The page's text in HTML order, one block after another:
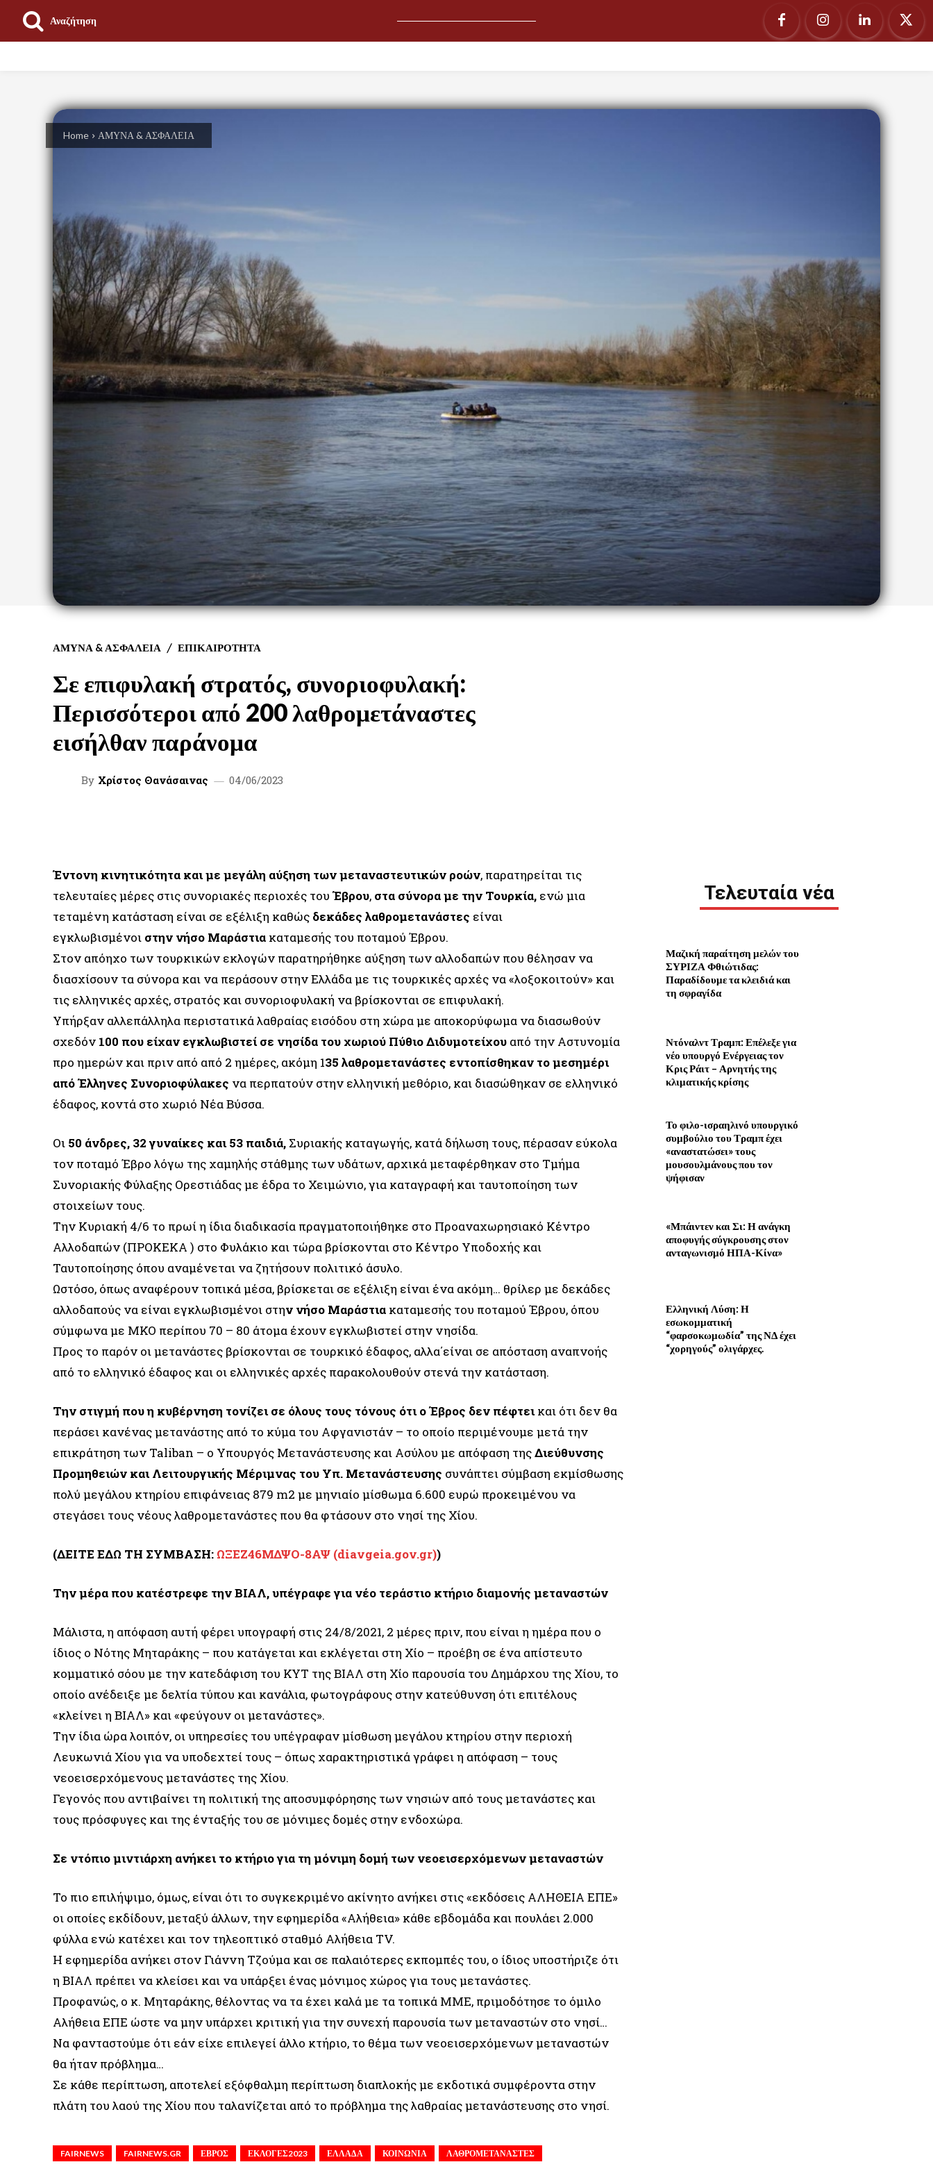
Αναζήτηση
Home ΑΜΥΝΑ & ΑΣΦΑΛΕΙΑ
ΑΜΥΝΑ & ΑΣΦΑΛΕΙΑ ΕΠΙΚΑΙΡΟΤΗΤΑ
Σε επιφυλακή στρατός, συνοριοφυλακή:
Περισσότεροι από 200 λαθρομετάναστες
εισήλθαν παράνομα
By Χρίστος Θανάσαινας 04/06/2023
Έντονη κινητικότητα και με μεγάλη αύξηση των μεταναστευτικών ροών, παρατηρείται τις
τελευταίες μέρες στις συνοριακές περιοχές του Έβρου, στα σύνορα με την Τουρκία, ενώ μια
τεταμένη κατάσταση είναι σε εξέλιξη καθώς δεκάδες λαθρομετανάστες είναι
εγκλωβισμένοι στην νήσο Μαράστια καταμεσής του ποταμού Έβρου.
Στον απόηχο των τουρκικών εκλογών παρατηρήθηκε αύξηση των αλλοδαπών που θέλησαν να
διασχίσουν τα σύνορα και να περάσουν στην Ελλάδα με τις τουρκικές αρχές να «λοξοκοιτούν» και
τις ελληνικές αρχές, στρατός και συνοριοφυλακή να βρίσκονται σε επιφυλακή.
Υπήρξαν αλλεπάλληλα περιστατικά λαθραίας εισόδου στη χώρα με αποκορύφωμα να διασωθούν
σχεδόν 100 που είχαν εγκλωβιστεί σε νησίδα του χωριού Πύθιο Διδυμοτείχου από την Αστυνομία
προ ημερών και πριν από από 2 ημέρες, ακόμη 135 λαθρομετανάστες εντοπίσθηκαν το μεσημέρι
από Έλληνες Συνοριοφύλακες να περπατούν στην ελληνική μεθόριο, και διασώθηκαν σε ελληνικό
έδαφος, κοντά στο χωριό Νέα Βύσσα.
Οι 50 άνδρες, 32 γυναίκες και 53 παιδιά, Συριακής καταγωγής, κατά δήλωση τους, πέρασαν εύκολα
τον ποταμό Έβρο λόγω της χαμηλής στάθμης των υδάτων, αρχικά μεταφέρθηκαν στο Τμήμα
Συνοριακής Φύλαξης Ορεστιάδας με έδρα το Χειμώνιο, για καταγραφή και ταυτοποίηση των
στοιχείων τους.
Την Κυριακή 4/6 το πρωί η ίδια διαδικασία πραγματοποιήθηκε στο Προαναχωρησιακό Κέντρο
Αλλοδαπών (ΠΡΟΚΕΚΑ ) στο Φυλάκιο και τώρα βρίσκονται στο Κέντρο Υποδοχής και
Ταυτοποίησης όπου αναμένεται να ζητήσουν πολιτικό άσυλο.
Ωστόσο, όπως αναφέρουν τοπικά μέσα, βρίσκεται σε εξέλιξη είναι ένα ακόμη… θρίλερ με δεκάδες
αλλοδαπούς να είναι εγκλωβισμένοι στην νήσο Μαράστια καταμεσής του ποταμού Έβρου, όπου
σύμφωνα με ΜΚΟ περίπου 70 – 80 άτομα έχουν εγκλωβιστεί στην νησίδα.
Προς το παρόν οι μετανάστες βρίσκονται σε τουρκικό έδαφος, αλλα΄είναι σε απόσταση αναπνοής
από το ελληνικό έδαφος και οι ελληνικές αρχές παρακολουθούν στενά την κατάσταση.
Την στιγμή που η κυβέρνηση τονίζει σε όλους τους τόνους ότι ο Έβρος δεν πέφτεικαι ότι δεν θα
περάσει κανένας μετανάστης από το κύμα του Αφγανιστάν – το οποίο περιμένουμε μετά την
επικράτηση των Taliban – ο Υπουργός Μετανάστευσης και Ασύλου με απόφαση τηςΔιεύθυνσης
Προμηθειών και Λειτουργικής Μέριμνας του Υπ. Μετανάστευσης συνάπτει σύμβαση εκμίσθωσης
πολύ μεγάλου κτηρίου επιφάνειας 879 m2 με μηνιαίο μίσθωμα 6.600 ευρώ προκειμένου να
στεγάσει τους νέους λαθρομετανάστες που θα φτάσουν στο νησί της Χίου.
(ΔΕΙΤΕ ΕΔΩ ΤΗ ΣΥΜΒΑΣΗ: ΩΞΕΖ46ΜΔΨΟ-8ΑΨ (diavgeia.gov.gr))
Την μέρα που κατέστρεφε την ΒΙΑΛ, υπέγραφε για νέο τεράστιο κτήριο διαμονής μεταναστών
Μάλιστα, η απόφαση αυτή φέρει υπογραφή στις 24/8/2021, 2 μέρες πριν, που είναι η ημέρα που ο
ίδιος ο Νότης Μηταράκης – που κατάγεται και εκλέγεται στη Χίο – προέβη σε ένα απίστευτο
κομματικό σόου με την κατεδάφιση του ΚΥΤ της ΒΙΑΛ στη Χίο παρουσία του Δημάρχου της Χίου, το
οποίο ανέδειξε με δελτία τύπου και κανάλια, φωτογράφους στην κατεύθυνση ότι επιτέλους
«κλείνει η ΒΙΑΛ» και «φεύγουν οι μετανάστες».
Την ίδια ώρα λοιπόν, οι υπηρεσίες του υπέγραφαν μίσθωση μεγάλου κτηρίου στην περιοχή
Λευκωνιά Χίου για να υποδεχτεί τους – όπως χαρακτηριστικά γράφει η απόφαση – τους
νεοεισερχόμενους μετανάστες της Χίου.
Γεγονός που αντιβαίνει τη πολιτική της αποσυμφόρησης των νησιών από τους μετανάστες και
τους πρόσφυγες και της ένταξής του σε μόνιμες δομές στην ενδοχώρα.
Σε ντόπιο μιντιάρχη ανήκει το κτήριο για τη μόνιμη δομή των νεοεισερχόμενων μεταναστών
Το πιο επιλήψιμο, όμως, είναι ότι το συγκεκριμένο ακίνητο ανήκει στις «εκδόσεις ΑΛΗΘΕΙΑ ΕΠΕ»
οι οποίες εκδίδουν, μεταξύ άλλων, την εφημερίδα «Αλήθεια» κάθε εβδομάδα και πουλάει 2.000
φύλλα ενώ κατέχει και τον τηλεοπτικό σταθμό Aλήθεια ΤV.
Η εφημερίδα ανήκει στον Γιάννη Τζούμα και σε παλαιότερες εκπομπές του, ο ίδιος υποστήριζε ότι
η ΒΙΑΛ πρέπει να κλείσει και να υπάρξει ένας μόνιμος χώρος για τους μετανάστες.
Προφανώς, ο κ. Μηταράκης, θέλοντας να τα έχει καλά με τα τοπικά ΜΜΕ, πριμοδότησε το όμιλο
Αλήθεια ΕΠΕ ώστε να μην υπάρχει κριτική για την συνεχή παρουσία των μεταναστών στο νησί…
Να φανταστούμε ότι εάν είχε επιλεγεί άλλο κτήριο, το θέμα των νεοεισερχόμενων μεταναστών
θα ήταν πρόβλημα…
Σε κάθε περίπτωση, αποτελεί εξόφθαλμη περίπτωση διαπλοκής με εκδοτικά συμφέροντα στην
πλάτη του λαού της Χίου που ταλανίζεται από το πρόβλημα της λαθραίας μετανάστευσης στο νησί.
FAIRNEWS FAIRNEWS.GR ΕΒΡΟΣ ΕΚΛΟΓΕΣ2023 ΕΛΛΑΔΑ ΚΟΙΝΩΝΙΑ ΛΑΘΡΟΜΕΤΑΝΑΣΤΕΣ
Τελευταία νέα
Μαζική παραίτηση μελών του
ΣΥΡΙΖΑ Φθιώτιδας:
Παραδίδουμε τα κλειδιά και
τη σφραγίδα
Ντόναλντ Τραμπ: Επέλεξε για
νέο υπουργό Ενέργειας τον
Κρις Ράιτ – Αρνητής της
κλιματικής κρίσης
Το φιλο-ισραηλινό υπουργικό
συμβούλιο του Τραμπ έχει
«αναστατώσει» τους
μουσουλμάνους που τον
ψήφισαν
«Μπάιντεν και Σι: Η ανάγκη
αποφυγής σύγκρουσης στον
ανταγωνισμό ΗΠΑ-Κίνα»
Ελληνική Λύση: Η
εσωκομματική
“φαρσοκωμωδία” της ΝΔ έχει
“χορηγούς” ολιγάρχες.